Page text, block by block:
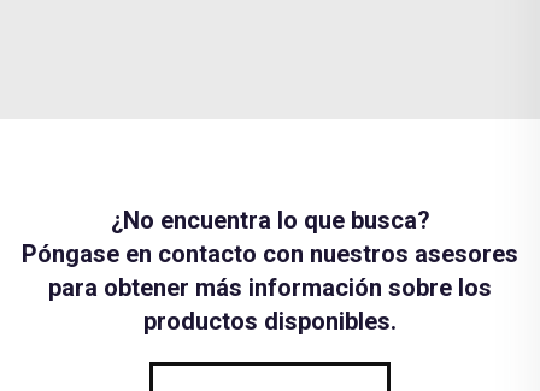
¿No encuentra lo que busca?
Póngase en contacto con nuestros asesores
para obtener más información sobre los
productos disponibles.